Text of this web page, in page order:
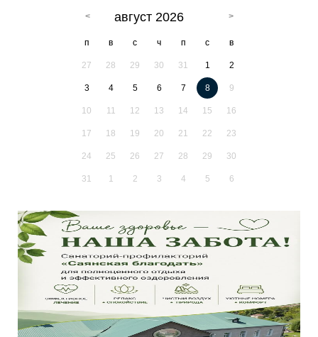
август 2026
п в с ч п с в
27 28 29 30 31 1 2
3 4 5 6 7 8 9
10 11 12 13 14 15 16
17 18 19 20 21 22 23
24 25 26 27 28 29 30
31 1 2 3 4 5 6